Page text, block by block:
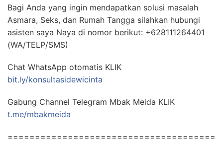
Bagi Anda yang ingin mendapatkan solusi masalah
Asmara, Seks, dan Rumah Tangga silahkan hubungi
asisten saya Naya di nomor berikut: +628111264401
(WA/TELP/SMS)
Chat WhatsApp otomatis KLIK
bit.ly/konsultasidewicinta
Gabung Channel Telegram Mbak Meida KLIK
t.me/mbakmeida
======================================